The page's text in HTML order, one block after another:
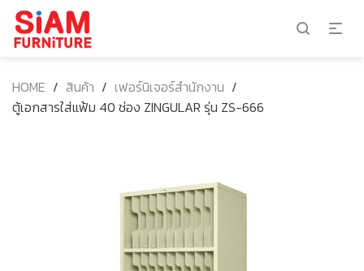
HOME / สินค้า / เฟอร์นิเจอร์สำนักงาน /
ตู้เอกสารใส่แฟ้ม 40 ช่อง ZINGULAR รุ่น ZS-666